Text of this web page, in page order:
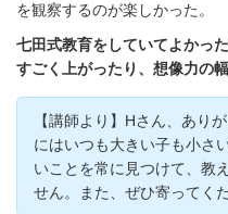
を観察するのが楽しかった。
七田式教育をしていてよかっ
すごく上がったり、想像力の
【講師より】Hさん、あり
にはいつも大きい子も小さ
いことを常に見つけて、教
せん。また、ぜひ寄ってくだ